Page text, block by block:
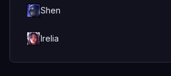
Shen
Irelia